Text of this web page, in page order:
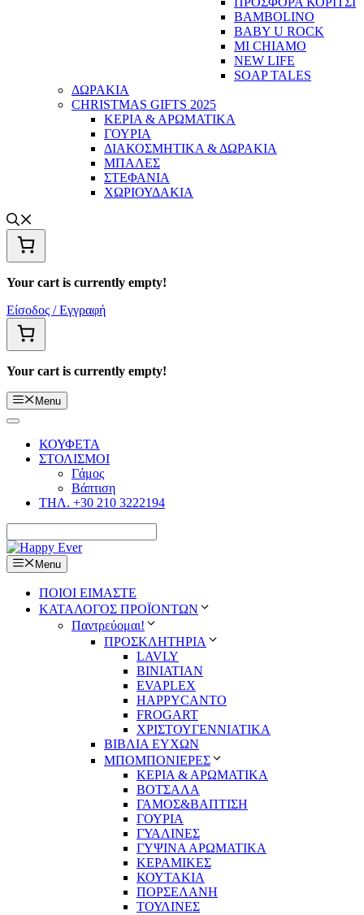
BAMBOLINO
BABY U ROCK
MI CHIAMO
NEW LIFE
SOAP TALES
ΔΩΡΑΚΙΑ
CHRISTMAS GIFTS 2025
ΚΕΡΙΑ & ΑΡΩΜΑΤΙΚΑ
ΓΟΥΡΙΑ
ΔΙΑΚΟΣΜΗΤΙΚΑ & ΔΩΡΑΚΙΑ
ΜΠΑΛΕΣ
ΣΤΕΦΑΝΙΑ
ΧΩΡΙΟΥΔΑΚΙΑ
Your cart is currently empty!
Είσοδος / Εγγραφή
Your cart is currently empty!
Menu
ΚΟΥΦΕΤΑ
ΣΤΟΛΙΣΜΟΙ
Γάμος
Βάπτιση
ΤΗΛ. +30 210 3222194
Menu
ΠΟΙΟΙ ΕΙΜΑΣΤΕ
ΚΑΤΑΛΟΓΟΣ ΠΡΟΪΟΝΤΩΝ
Παντρεύομαι!
ΠΡΟΣΚΛΗΤΗΡΙΑ
LAVLY
BINIATIAN
EVAPLEX
HAPPYCANTO
FROGART
ΧΡΙΣΤΟΥΓΕΝΝΙΑΤΙΚΑ
ΒΙΒΛΙΑ ΕΥΧΩΝ
ΜΠΟΜΠΟΝΙΕΡΕΣ
ΚΕΡΙΑ & ΑΡΩΜΑΤΙΚΑ
ΒΟΤΣΑΛΑ
ΓΑΜΟΣ&ΒΑΠΤΙΣΗ
ΓΟΥΡΙΑ
ΓΥΑΛΙΝΕΣ
ΓΥΨΙΝΑ ΑΡΩΜΑΤΙΚΑ
ΚΕΡΑΜΙΚΕΣ
ΚΟΥΤΑΚΙΑ
ΠΟΡΣΕΛΑΝΗ
ΤΟΥΛΙΝΕΣ